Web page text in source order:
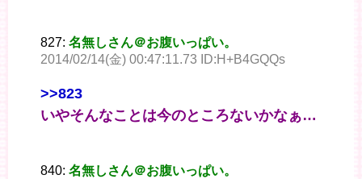
827: 名無しさん＠お腹いっぱい。
2014/02/14(金) 00:47:11.73 ID:H+B4GQQs
>>823
いやそんなことは今のところないかなぁ…
840: 名無しさん＠お腹いっぱい。